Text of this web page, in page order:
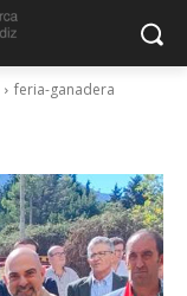
feria-ganadera